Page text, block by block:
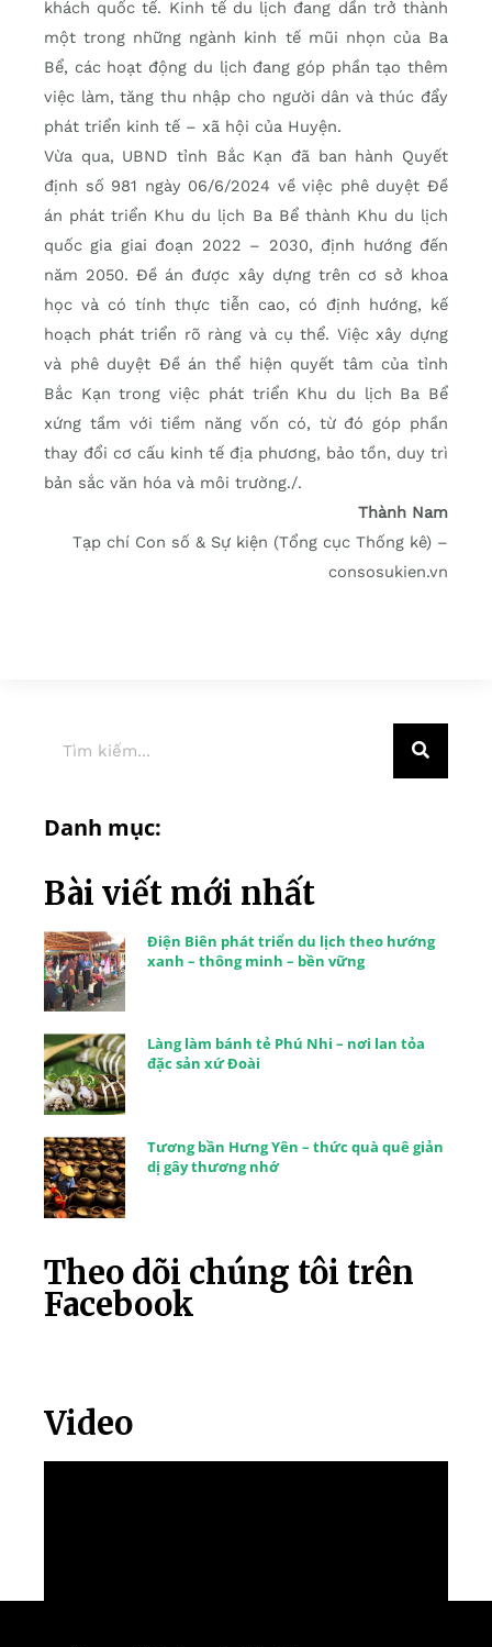
khách quốc tế. Kinh tế du lịch đang dần trở thành
một trong những ngành kinh tế mũi nhọn của Ba
Bể, các hoạt động du lịch đang góp phần tạo thêm
việc làm, tăng thu nhập cho người dân và thúc đẩy
phát triển kinh tế – xã hội của Huyện.
Vừa qua, UBND tỉnh Bắc Kạn đã ban hành Quyết
định số 981 ngày 06/6/2024 về việc phê duyệt Đề
án phát triển Khu du lịch Ba Bể thành Khu du lịch
quốc gia giai đoạn 2022 – 2030, định hướng đến
năm 2050. Đề án được xây dựng trên cơ sở khoa
học và có tính thực tiễn cao, có định hướng, kế
hoạch phát triển rõ ràng và cụ thể. Việc xây dựng
và phê duyệt Đề án thể hiện quyết tâm của tỉnh
Bắc Kạn trong việc phát triển Khu du lịch Ba Bể
xứng tầm với tiềm năng vốn có, từ đó góp phần
thay đổi cơ cấu kinh tế địa phương, bảo tồn, duy trì
bản sắc văn hóa và môi trường./.
Thành Nam
Tạp chí Con số & Sự kiện (Tổng cục Thống kê) –
consosukien.vn
Danh mục:
Bài viết mới nhất
Điện Biên phát triển du lịch theo hướng
xanh – thông minh – bền vững
Làng làm bánh tẻ Phú Nhi – nơi lan tỏa
đặc sản xứ Đoài
Tương bần Hưng Yên – thức quà quê giản
dị gây thương nhớ
Theo dõi chúng tôi trên
Facebook
Video